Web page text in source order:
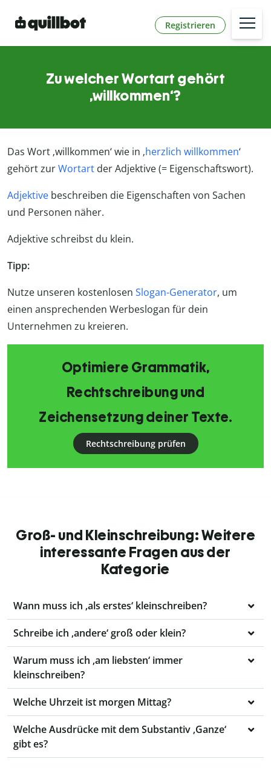
Registrieren
Zu welcher Wortart gehört
‚willkommen‘?
Das Wort ‚willkommen‘ wie in ‚herzlich willkommen‘
gehört zurWortart der Adjektive (= Eigenschaftswort).
Adjektive beschreiben die Eigenschaften von Sachen
und Personen näher.
Adjektive schreibst du klein.
Tipp:
Nutze unseren kostenlosen Slogan-Generator, um
einen ansprechenden Werbeslogan für dein
Unternehmen zu kreieren.
Optimiere Grammatik,
Rechtschreibung und
Zeichensetzung deiner Texte.
Rechtschreibung prüfen
Groß- und Kleinschreibung: Weitere
interessante Fragen aus der
Kategorie
Wann muss ich ‚als erstes‘ kleinschreiben?
Schreibe ich ‚andere‘ groß oder klein?
Warum muss ich ‚am liebsten‘ immer
kleinschreiben?
Welche Uhrzeit ist morgen Mittag?
Welche Ausdrücke mit dem Substantiv ‚Ganze‘
gibt es?